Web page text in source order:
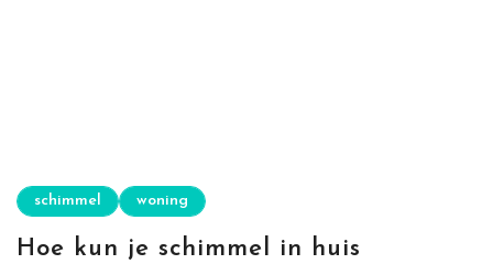
schimmel woning
Hoe kun je schimmel in huis